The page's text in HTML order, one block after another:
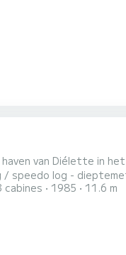
Engelse Kanaal. Uitrusting: ligplaats:
speedo log -
cabines 1985 11.6 m